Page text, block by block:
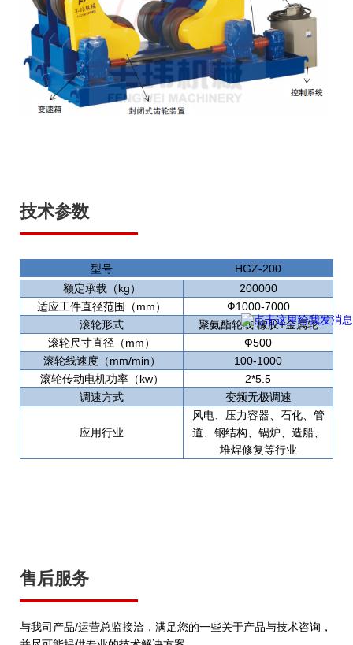
技术参数
型号
HGZ-200
额定承载（kg）
200000
适应工件直径范围（mm）
Ф1000-7000
滚轮形式
聚氨酯轮或 橡胶+金属轮
滚轮尺寸直径（mm）
Ф500
滚轮线速度（mm/min）
100-1000
滚轮传动电机功率（kw）
2*5.5
调速方式
变频无极调速
应用行业
风电、压力容器、石化、管
道、钢结构、锅炉、造船、
堆焊修复等行业
售后服务
与我司产品/运营总监接洽，满足您的一些关于产品与技术咨询，